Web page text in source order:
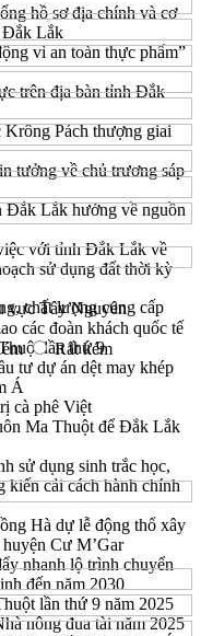
hồ sơ địa chính và cơ
Đắk Lắk
vì an toàn thực phẩm”
trên địa bàn tỉnh Đắk
Pách thượng giai
tưởng về chủ trương sáp
Lắk hướng về nguồn
với tỉnh Đắk Lắk về
sử dụng đất thời kỳ
vực Tây Nguyên
các đoàn khách quốc tế
lần thứ 9
tư dự án dệt may khép
Á
cà phê Việt
Ma Thuột để Đắk Lắk
sử dụng sinh trắc học,
kiến cải cách hành chính
Hà dự lễ động thổ xây
Cư M’Gar
nhanh lộ trình chuyển
đến năm 2030
lần thứ 9 năm 2025
nông đua tài năm 2025
chất lượng cung cấp
Rất kém